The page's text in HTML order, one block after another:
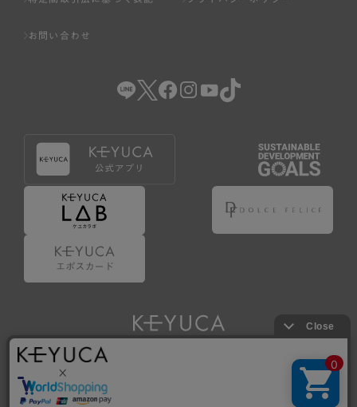
いる場合。
（5） その他、本規約または個別規定に違反した場合。
4.会員登録が取り消された場合においても、当該会員は、
弊社とのお取引等により既に発生した支払義務等の取引上
の義務および本規約上の義務の履行責任を免れないものと
します。
5.仮登録とは、ケユカが提供するアプリ等でサービスを利
用するための簡易的な会員登録（以下「仮登録」といいま
6.仮登録をすることで、第9条のポイント付与を受けるこ
とができます。
7.仮登録状態はポイントの利用は行えず、第3条1項の通り
に登録完了することでポイント利用が行えるようになりま
す。
お問い合わせ
Copyright © KAWAJUN Co., Ltd. All Rights Reserved.